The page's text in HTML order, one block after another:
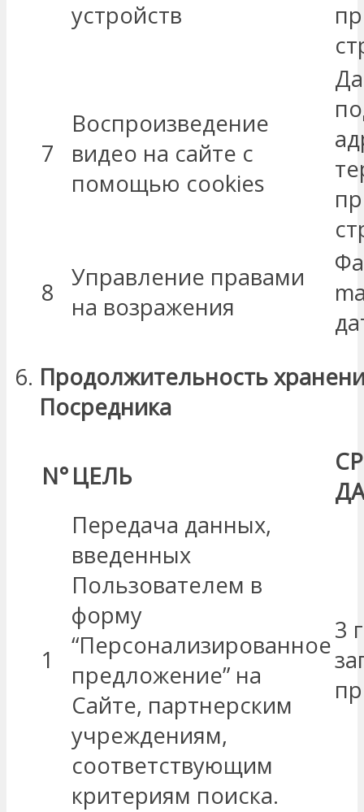
устройств
7
Воспроизведение
видео на сайте с
помощью cookies
8
Управление правами
на возражения
Продолжительность
Посредника
N°ЦЕЛЬ
1
Передача данных,
введенных
Пользователем в
форму
“Персонализированное
предложение” на
Сайте, партнерским
учреждениям,
соответствующим
критериям поиска.
3